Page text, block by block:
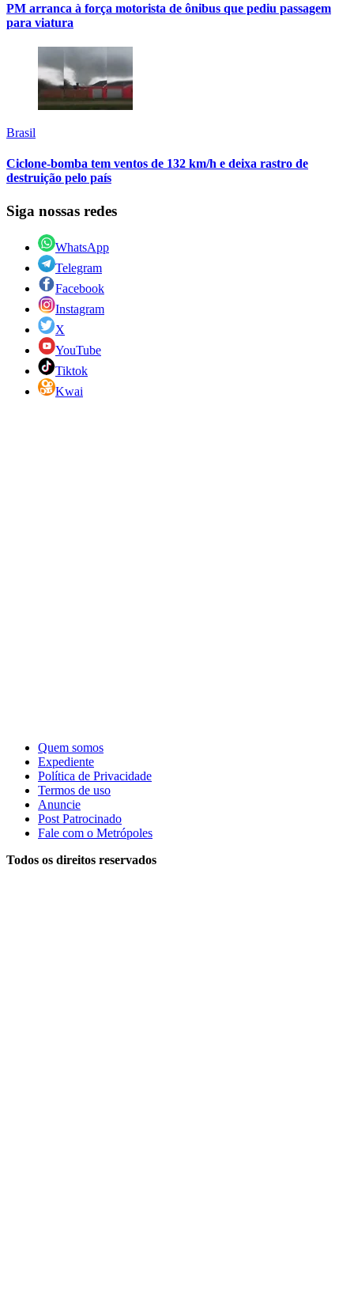
PM arranca à força motorista de ônibus que pediu passagem
para viatura
Brasil
Ciclone-bomba tem ventos de 132 km/h e deixa rastro de
destruição pelo país
Siga nossas redes
WhatsApp
Telegram
Facebook
Instagram
X
YouTube
Tiktok
Kwai
Quem somos
Expediente
Política de Privacidade
Termos de uso
Anuncie
Post Patrocinado
Fale com o Metrópoles
Todos os direitos reservados